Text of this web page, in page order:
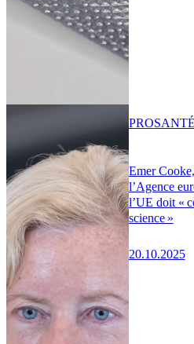
Emer
l’Agence
l’UE doit «
science »
20.10.2025
PROSANTÉ